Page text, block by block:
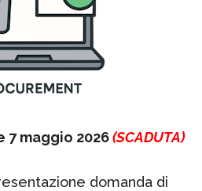
7 maggio 2026(SCADUTA)
domanda di